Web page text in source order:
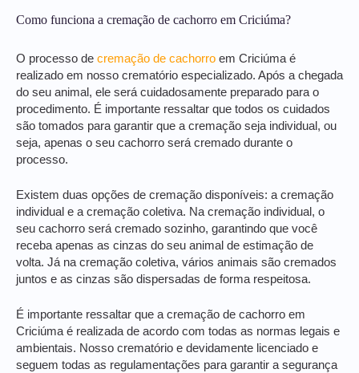
Como funciona a cremação de cachorro em Criciúma?
O processo de cremação de cachorro em Criciúma é
realizado em nosso crematório especializado. Após a chegada
do seu animal, ele será cuidadosamente preparado para o
procedimento. É importante ressaltar que todos os cuidados
são tomados para garantir que a cremação seja individual, ou
seja, apenas o seu cachorro será cremado durante o
processo.
Existem duas opções de cremação disponíveis: a cremação
individual e a cremação coletiva. Na cremação individual, o
seu cachorro será cremado sozinho, garantindo que você
receba apenas as cinzas do seu animal de estimação de
volta. Já na cremação coletiva, vários animais são cremados
juntos e as cinzas são dispersadas de forma respeitosa.
É importante ressaltar que a cremação de cachorro em
Criciúma é realizada de acordo com todas as normas legais e
ambientais. Nosso crematório e devidamente licenciado e
seguem todas as regulamentações para garantir a segurança